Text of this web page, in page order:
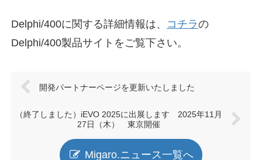
Delphi/400に関する詳細情報は、 コチラの
Delphi/400製品サイトをご覧下さい。
開発パートナーページを更新いたしました
（終了しました）iEVO 2025に出展します 2025年11月
27日（木） 東京開催
Migaro.ニュース一覧へ